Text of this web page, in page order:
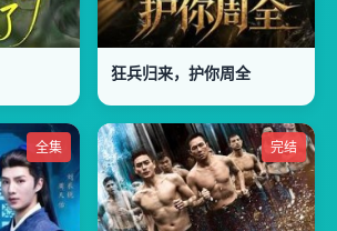
狂兵归来，护你周全
全集 完结